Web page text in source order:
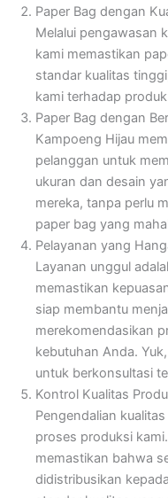
Paper Bag dengan
Melalui pengawasan
kami memastikan
standar kualitas
kami terhadap
Paper Bag dengan
Kampoeng Hijau
pelanggan untuk
ukuran dan desain
mereka, tanpa perlu
paper bag yang
Pelayanan yang
Layanan unggul
memastikan
siap membantu
merekomendasikan
kebutuhan Anda.
untuk berkonsultasi
Kontrol Kualitas
Pengendalian
proses produksi
memastikan bahwa
didistribusikan